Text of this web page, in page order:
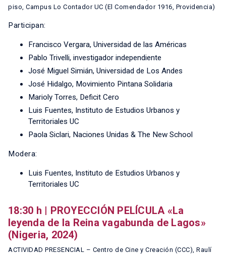
piso, Campus Lo Contador UC (El Comendador 1916, Providencia)
Participan:
Francisco Vergara, Universidad de las Américas
Pablo Trivelli, investigador independiente
José Miguel Simián, Universidad de Los Andes
José Hidalgo, Movimiento Pintana Solidaria
Marioly Torres, Deficit Cero
Luis Fuentes, Instituto de Estudios Urbanos y
Territoriales UC
Paola Siclari, Naciones Unidas & The New School
Modera:
Luis Fuentes, Instituto de Estudios Urbanos y
Territoriales UC
18:30 h | PROYECCIÓN PELÍCULA «La
leyenda de la Reina vagabunda de Lagos»
(Nigeria, 2024)
ACTIVIDAD PRESENCIAL – Centro de Cine y Creación (CCC), Raulí